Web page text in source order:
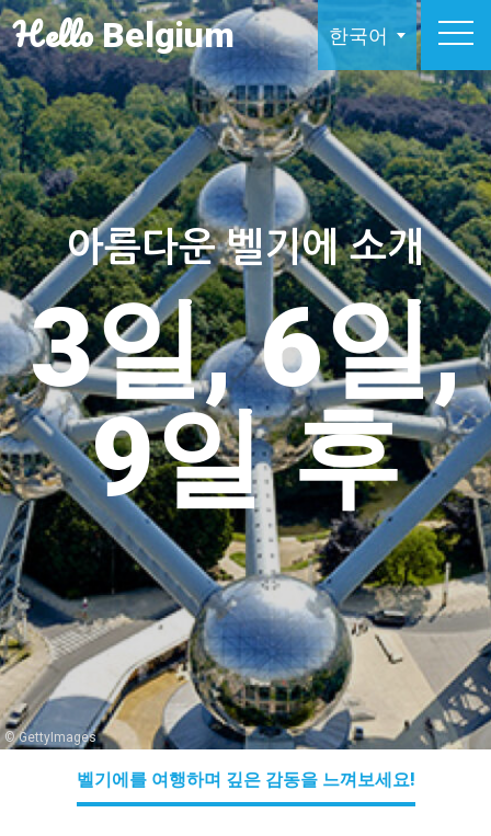
HelloBelgium 한국어
© GettyImages
아름다운 벨기에 소개
3일, 6일,
9일 후
벨기에를 여행하며 깊은 감동을 느껴보세요!